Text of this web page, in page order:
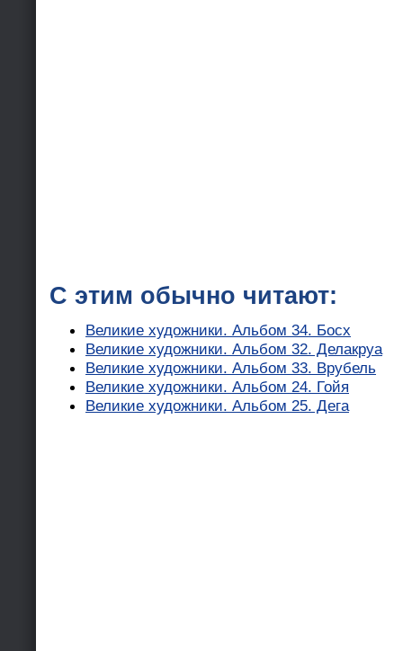
С этим обычно читают:
Великие художники. Альбом 34. Босх
Великие художники. Альбом 32. Делакруа
Великие художники. Альбом 33. Врубель
Великие художники. Альбом 24. Гойя
Великие художники. Альбом 25. Дега